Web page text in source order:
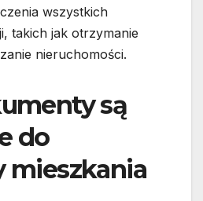
wszystkich
takich jak otrzymanie
nieruchomości.
są
do
mieszkania